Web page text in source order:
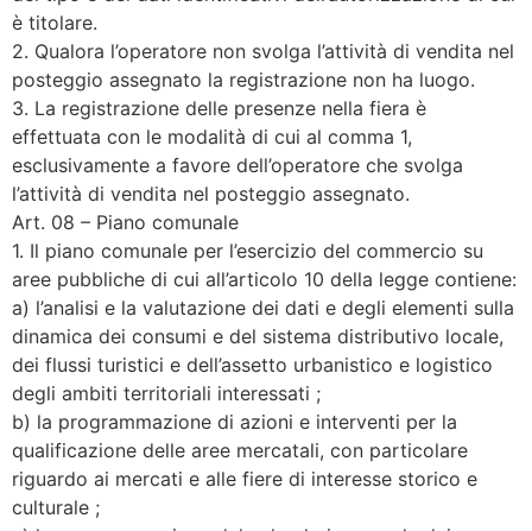
è titolare.
2. Qualora l’operatore non svolga l’attività di vendita nel
posteggio assegnato la registrazione non ha luogo.
3. La registrazione delle presenze nella fiera è
effettuata con le modalità di cui al comma 1,
esclusivamente a favore dell’operatore che svolga
l’attività di vendita nel posteggio assegnato.
Art. 08 – Piano comunale
1. Il piano comunale per l’esercizio del commercio su
aree pubbliche di cui all’articolo 10 della legge contiene:
a) l’analisi e la valutazione dei dati e degli elementi sulla
dinamica dei consumi e del sistema distributivo locale,
dei flussi turistici e dell’assetto urbanistico e logistico
degli ambiti territoriali interessati ;
b) la programmazione di azioni e interventi per la
qualificazione delle aree mercatali, con particolare
riguardo ai mercati e alle fiere di interesse storico e
culturale ;